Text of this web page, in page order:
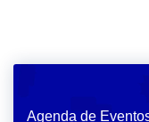
Agenda de